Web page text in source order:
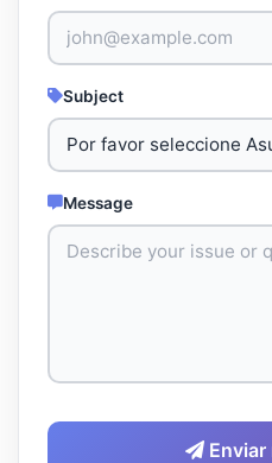
Subject
Message
Enviar